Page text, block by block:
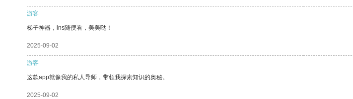
游客
梯子神器，ins随便看，美美哒！
2025-09-02
游客
这款app就像我的私人导师，带领我探索知识的奥秘。
2025-09-02